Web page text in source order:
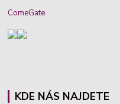
ComeGate
KDE NÁS NAJDETE